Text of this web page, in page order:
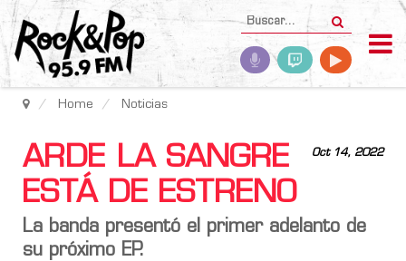
Home Noticias
Oct 14, 2022
ARDE LA SANGRE
ESTÁ DE ESTRENO
La banda presentó el primer adelanto de
su próximo EP.